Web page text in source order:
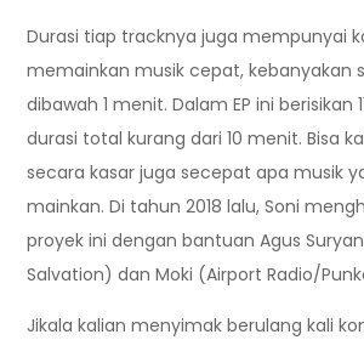
Durasi tiap tracknya juga mempunyai
memainkan musik cepat, kebanyakan
dibawah 1 menit. Dalam EP ini berisikan
durasi total kurang dari 10 menit. Bisa
secara kasar juga secepat apa musik
mainkan. Di tahun 2018 lalu, Soni
proyek ini dengan bantuan Agus
Salvation) dan Moki (Airport Radio/
Jikala kalian menyimak berulang kali